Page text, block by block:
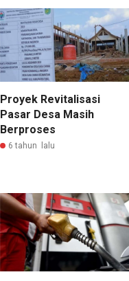
Proyek Revitalisasi
Pasar Desa Masih
Berproses
6 tahun lalu